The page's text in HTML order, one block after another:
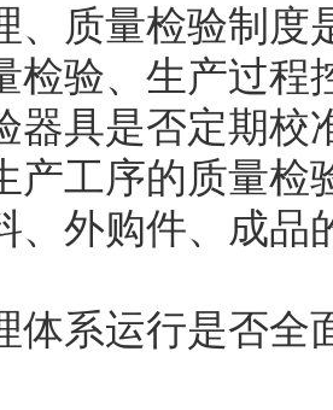
、质量检验制度
检验、生产过程
器具是否定期校
产工序的质量检
、外购件、成品
体系运行是否全